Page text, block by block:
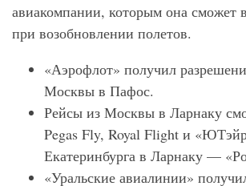
авиакомпании, которым она сможет
при возобновлении полетов.
«Аэрофлот» получил
Москвы в Пафос.
Рейсы из Москвы в Ларнаку
Pegas Fly, Royal Flight и
Екатеринбурга в Ларнаку —
«Уральские авиалинии»